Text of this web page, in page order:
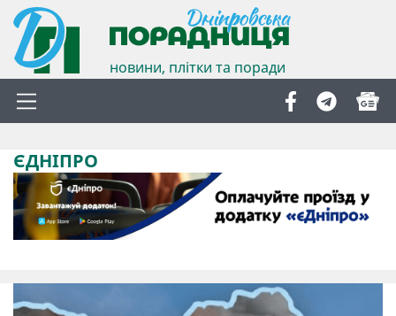
новини, плітки та поради
ЄДНІПРО